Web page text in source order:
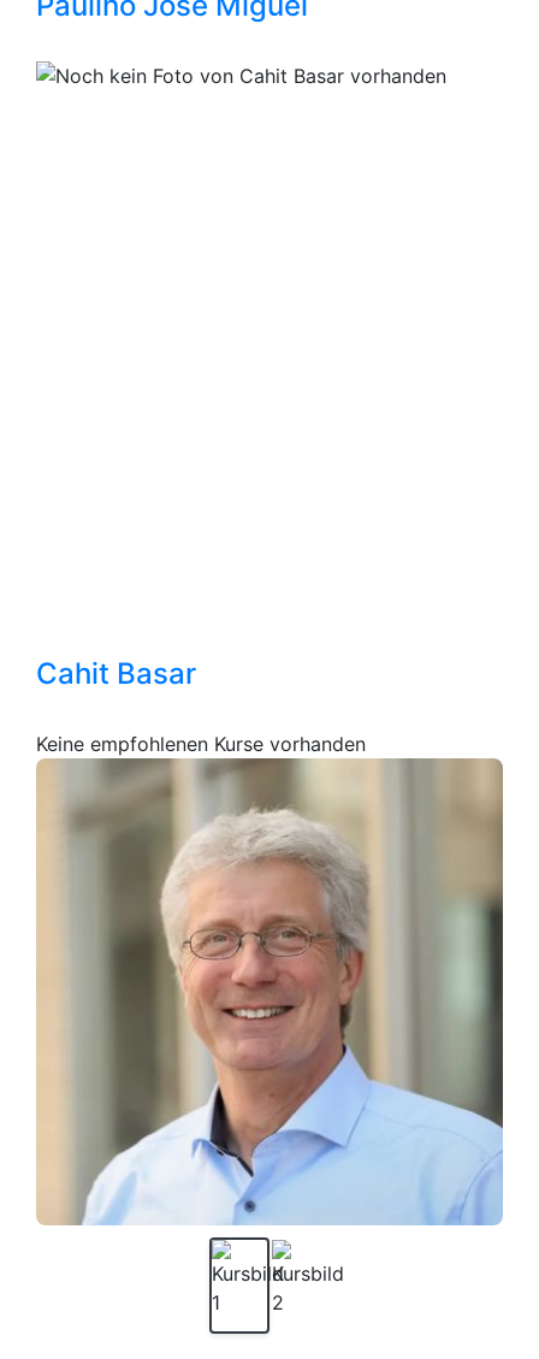
Cahit Basar
Keine empfohlenen Kurse vorhanden